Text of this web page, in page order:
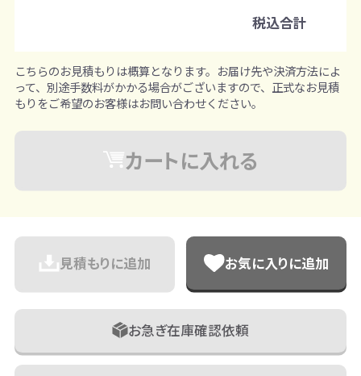
税込合計
こちらのお見積もりは概算となります。お届け先や決済方法によ
って、別途手数料がかかる場合がございますので、正式なお見積
もりをご希望のお客様はお問い合わせください。
カートに入れる
見積もりに追加 お気に入りに追加
お急ぎ在庫確認依頼